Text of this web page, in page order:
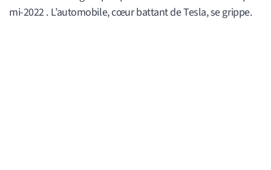
mi-2022 . L’automobile, cœur battant de Tesla, se grippe.